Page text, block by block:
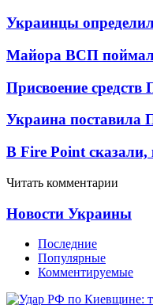
Украинцы
Майора ВСП
Присвоение
Украина
В Fire Point сказали,
Читать комментарии
Новости Украины
Последние
Популярные
Комментируемые